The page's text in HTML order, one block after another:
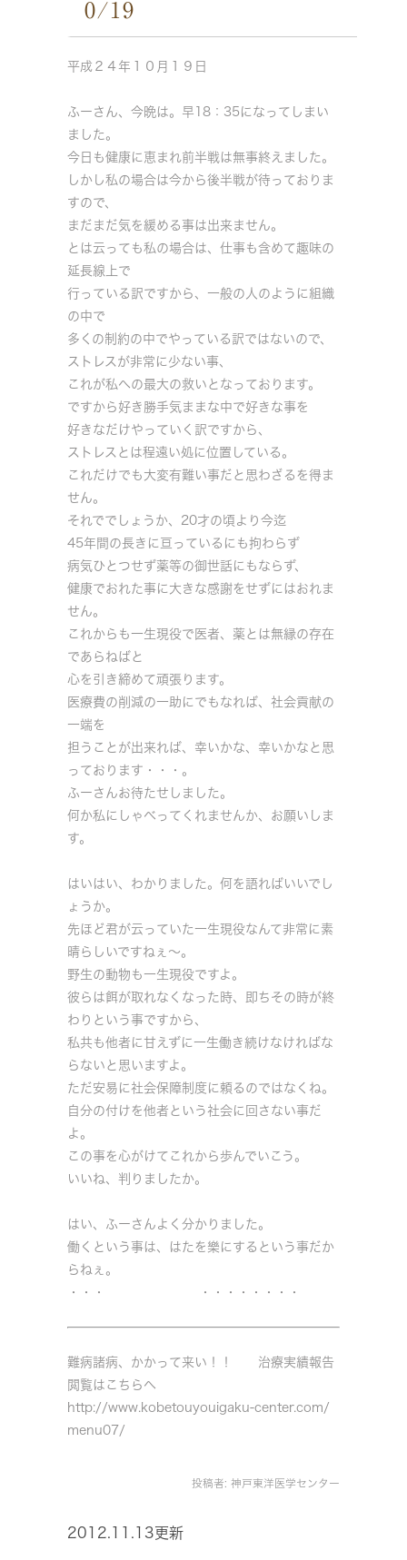
0/19
平成２４年１０月１９日
ふーさん、今晩は。早18：35になってしまい
ました。
今日も健康に恵まれ前半戦は無事終えました。
しかし私の場合は今から後半戦が待っておりま
すので、
まだまだ気を緩める事は出来ません。
とは云っても私の場合は、仕事も含めて趣味の
延長線上で
行っている訳ですから、一般の人のように組織
の中で
多くの制約の中でやっている訳ではないので、
ストレスが非常に少ない事、
これが私への最大の救いとなっております。
ですから好き勝手気ままな中で好きな事を
好きなだけやっていく訳ですから、
ストレスとは程遠い処に位置している。
これだけでも大変有難い事だと思わざるを得ま
せん。
それででしょうか、20才の頃より今迄
45年間の長きに亘っているにも拘わらず
病気ひとつせず薬等の御世話にもならず、
健康でおれた事に大きな感謝をせずにはおれま
せん。
これからも一生現役で医者、薬とは無縁の存在
であらねばと
心を引き締めて頑張ります。
医療費の削減の一助にでもなれば、社会貢献の
一端を
担うことが出来れば、幸いかな、幸いかなと思
っております・・・。
ふーさんお待たせしました。
何か私にしゃべってくれませんか、お願いしま
す。
はいはい、わかりました。何を語ればいいでし
ょうか。
先ほど君が云っていた一生現役なんて非常に素
晴らしいですねぇ～。
野生の動物も一生現役ですよ。
彼らは餌が取れなくなった時、即ちその時が終
わりという事ですから、
私共も他者に甘えずに一生働き続けなければな
らないと思いますよ。
ただ安易に社会保障制度に頼るのではなくね。
自分の付けを他者という社会に回さない事だ
よ。
この事を心がけてこれから歩んでいこう。
いいね、判りましたか。
はい、ふーさんよく分かりました。
働くという事は、はたを樂にするという事だか
らねぇ。
・・・ ・・・・・・・・
難病諸病、かかって来い！！ 治療実績報告
閲覧はこちらへ
http://www.kobetouyouigaku-center.com/
menu07/
投稿者: 神戸東洋医学センター
2012.11.13更新